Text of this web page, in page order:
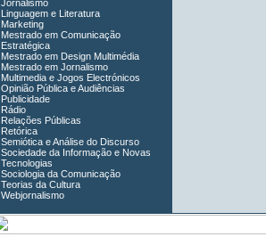
Jornalismo
Linguagem e Literatura
Marketing
Mestrado em Comunicação
Estratégica
Mestrado em Design Multimédia
Mestrado em Jornalismo
Multimedia e Jogos Electrónicos
Opinião Pública e Audiências
Publicidade
Rádio
Relações Públicas
Retórica
Semiótica e Análise do Discurso
Sociedade da Informação e Novas
Tecnologias
Sociologia da Comunicação
Teorias da Cultura
Webjornalismo